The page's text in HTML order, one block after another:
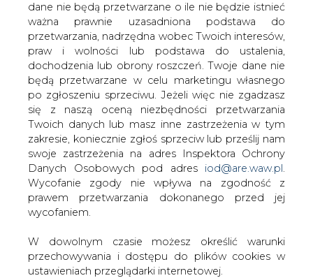
dane nie będą przetwarzane o ile nie będzie istnieć
ważna prawnie uzasadniona podstawa do
przetwarzania, nadrzędna wobec Twoich interesów,
praw i wolności lub podstawa do ustalenia,
dochodzenia lub obrony roszczeń. Twoje dane nie
będą przetwarzane w celu marketingu własnego
po zgłoszeniu sprzeciwu. Jeżeli więc nie zgadzasz
się z naszą oceną niezbędności przetwarzania
Twoich danych lub masz inne zastrzeżenia w tym
zakresie, koniecznie zgłoś sprzeciw lub prześlij nam
swoje zastrzeżenia na adres Inspektora Ochrony
Danych Osobowych pod adres iod@are.waw.pl.
Wycofanie zgody nie wpływa na zgodność z
prawem przetwarzania dokonanego przed jej
wycofaniem.
W dowolnym czasie możesz określić warunki
przechowywania i dostępu do plików cookies w
ustawieniach przeglądarki internetowej.
BP zamierza zrezygnować z celów
dotyczących odnawialnych źródeł
energii?
By Chabe01/Wikimedia
Prezes BP ma zamiar zrezygnować z
celu 20-krotnego zwiększenia produkcji
energii odnawialnej do 2030 r. i skupić
się ponownie na paliwach kopalnych –
podaje ze swoich źródeł agencja
Reuters.
↳ Nowa rozmowa w Studio CIRE